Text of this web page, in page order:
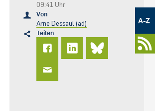
Metamenü
A-Z
09:41 Uhr
Von
Arne Dessaul (ad)
Teilen